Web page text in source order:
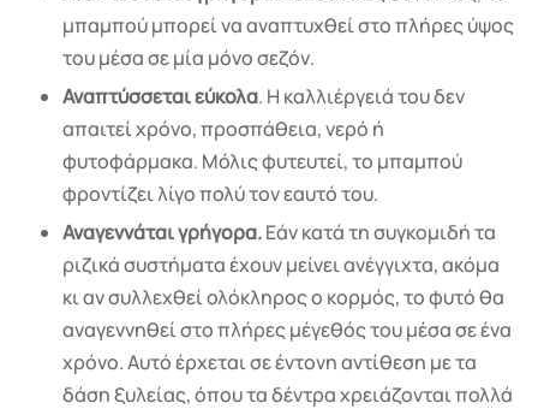
μπαμπού μπορεί να αναπτυχθεί στο πλήρες ύψος
του μέσα σε μία μόνο σεζόν.
Αναπτύσσεται εύκολα. Η καλλιέργειά του δεν
απαιτεί χρόνο, προσπάθεια, νερό ή
φυτοφάρμακα. Μόλις φυτευτεί, το μπαμπού
φροντίζει λίγο πολύ τον εαυτό του.
Αναγεννάται γρήγορα.Εάν κατά τη συγκομιδή τα
ριζικά συστήματα έχουν μείνει ανέγγιχτα, ακόμα
κι αν συλλεχθεί ολόκληρος ο κορμός, το φυτό θα
αναγεννηθεί στο πλήρες μέγεθός του μέσα σε ένα
χρόνο. Αυτό έρχεται σε έντονη αντίθεση με τα
δάση ξυλείας, όπου τα δέντρα χρειάζονται πολλά